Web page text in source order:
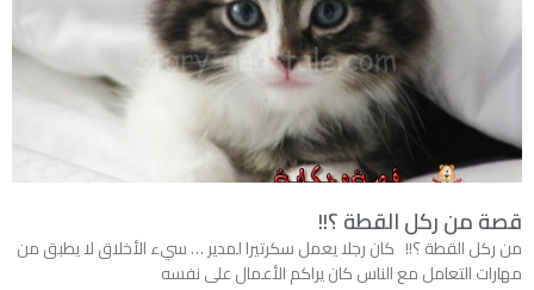
قصة من ركل القطة ؟!!
من ركل القطة ؟!! كان رجلا يعمل سكرتيرا لمدير … سيء الأخلاق لا يطبق من
مهارات التعامل مع الناس كان يراكم الأعمال على نفسه